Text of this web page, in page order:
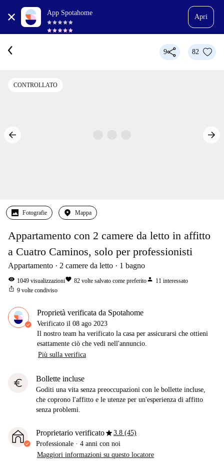
App Spotahome
Apri
9 82
CONTROLLATO
Fotografie Mappa
Appartamento con 2 camere da letto in affitto
a Cuatro Caminos, solo per professionisti
Appartamento 2 camere da letto 1 bagno
visibility 1049 visualizzazionifavorite 82 volte salvato come preferitoperson 11 interessato
ios_share 9 volte condiviso
Proprietà verificata da Spotahome
Verificato il 08 ago 2023
Il nostro team ha verificato la casa per assicurarsi che ottieni
esattamente ciò che vedi nell'annuncio.
Più sulla verifica
euro Bollette incluse
Goditi una vita senza preoccupazioni con le bollette incluse,
che coprono l'affitto e le utenze per un'esperienza di affitto
senza problemi.
Proprietario verificatostar3.8 (45)
Professionale · 4 anni con noi
Maggiori informazioni su questo locatore